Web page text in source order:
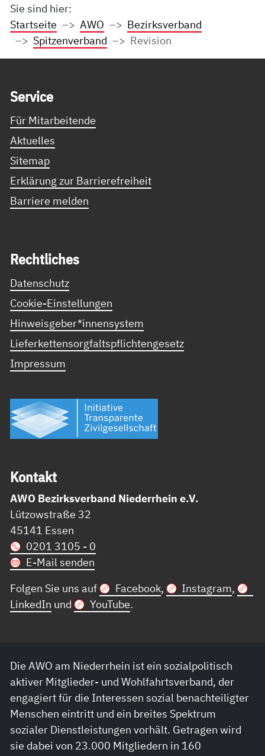
Sie sind hier:
Startseite
AWO
Bezirksverband
Spitzenverband
Revision
Ser­vice
Für Mitarbeitende
Aktuelles
Sitemap
Erklärung zur Barrierefreiheit
Barriere melden
Recht­li­ches
Datenschutz
Cookie-Einstellungen
Hinweisgeber*innensystem
Lieferkettensorgfaltspflichtengesetz
Impressum
Kon­takt
AWO Bezirksverband Niederrhein e.V.
Lützowstraße 32
45141 Essen
0201 3105 - 0
E-Mail senden
Folgen Sie uns auf
Facebook, Instagram,
LinkedIn und YouTube.
Die AWO am Niederrhein ist ein sozialpolitisch
aktiver Mitglieder- und Wohlfahrtsverband, der
engagiert für die Interessen sozial benachteiligter
Menschen eintritt und ein breites Spektrum
sozialer Dienstleistungen vorhält. Getragen wird
sie dabei von 23.000 Mitgliedern in 160